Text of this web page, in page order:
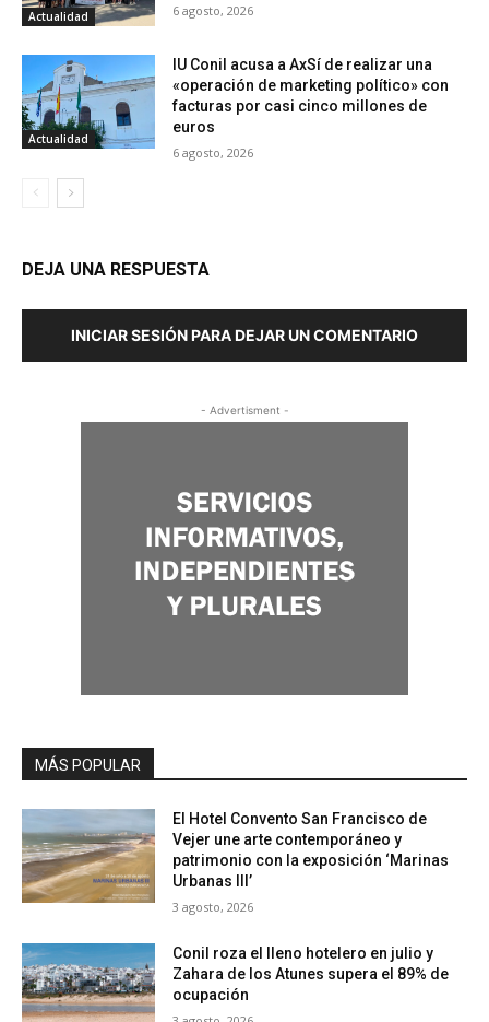
Actualidad 6 agosto, 2026
Actualidad
IU Conil acusa a AxSí de realizar una
«operación de marketing político» con
facturas por casi cinco millones de
euros
6 agosto, 2026
DEJA UNA RESPUESTA
INICIAR SESIÓN PARA DEJAR UN COMENTARIO
- Advertisment -
MÁS POPULAR
El Hotel Convento San Francisco de
Vejer une arte contemporáneo y
patrimonio con la exposición ‘Marinas
Urbanas III’
3 agosto, 2026
Conil roza el lleno hotelero en julio y
Zahara de los Atunes supera el 89% de
ocupación